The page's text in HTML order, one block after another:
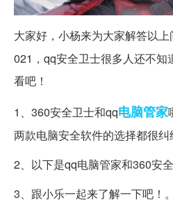
大家好，小杨来为大家解答以上
021，qq安全卫士很多人还不知
看吧！
1、360安全卫士和qq电脑管家
两款电脑安全软件的选择都很纠
2、以下是qq电脑管家和360安全
3、跟小乐一起来了解一下吧！。